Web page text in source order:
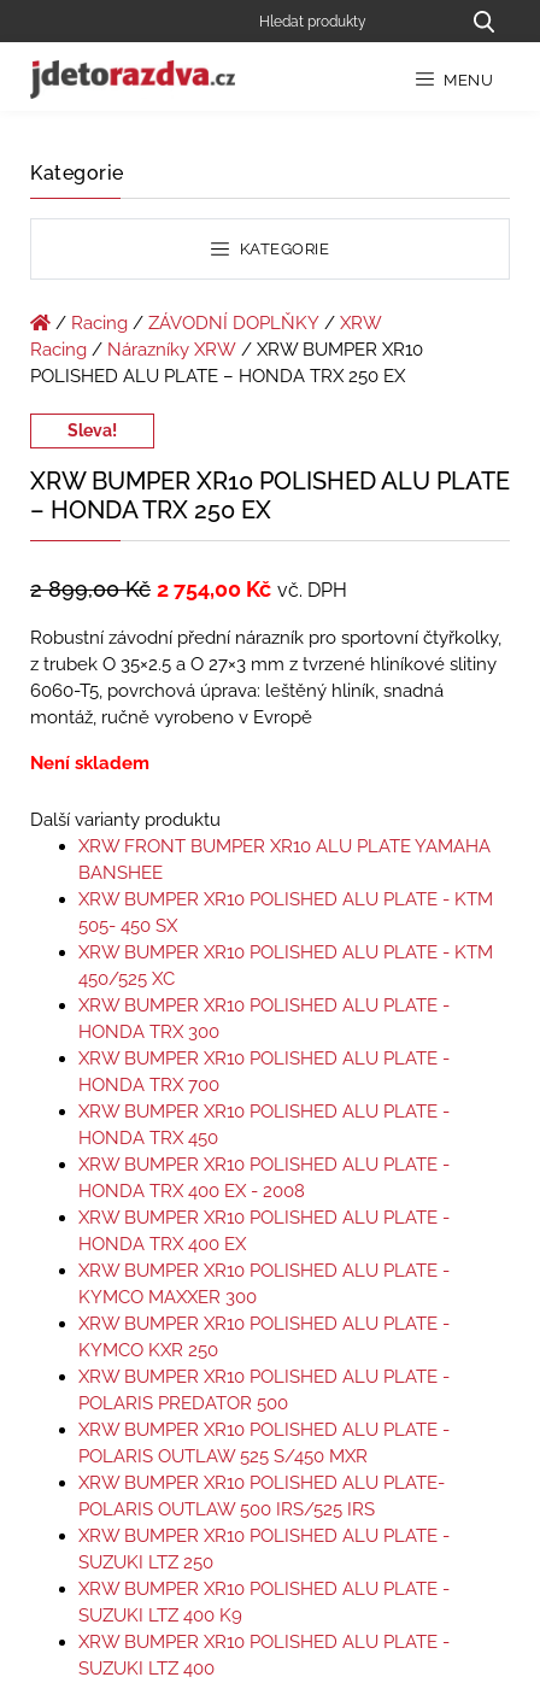
MENU
Kategorie
KATEGORIE
/ Racing / ZÁVODNÍ DOPLŇKY / XRW
Racing / Nárazníky XRW / XRW BUMPER XR10
POLISHED ALU PLATE – HONDA TRX 250 EX
Sleva!
XRW BUMPER XR10 POLISHED ALU PLATE
– HONDA TRX 250 EX
2 899,00Kč 2 754,00 Kč vč. DPH
Robustní závodní přední nárazník pro sportovní čtyřkolky,
z trubek O 35×2.5 a O 27×3 mm z tvrzené hliníkové slitiny
6060-T5, povrchová úprava: leštěný hliník, snadná
montáž, ručně vyrobeno v Evropě
Není skladem
Další varianty produktu
XRW FRONT BUMPER XR10 ALU PLATE YAMAHA
BANSHEE
XRW BUMPER XR10 POLISHED ALU PLATE - KTM
505- 450 SX
XRW BUMPER XR10 POLISHED ALU PLATE - KTM
450/525 XC
XRW BUMPER XR10 POLISHED ALU PLATE -
HONDA TRX 300
XRW BUMPER XR10 POLISHED ALU PLATE -
HONDA TRX 700
XRW BUMPER XR10 POLISHED ALU PLATE -
HONDA TRX 450
XRW BUMPER XR10 POLISHED ALU PLATE -
HONDA TRX 400 EX - 2008
XRW BUMPER XR10 POLISHED ALU PLATE -
HONDA TRX 400 EX
XRW BUMPER XR10 POLISHED ALU PLATE -
KYMCO MAXXER 300
XRW BUMPER XR10 POLISHED ALU PLATE -
KYMCO KXR 250
XRW BUMPER XR10 POLISHED ALU PLATE -
POLARIS PREDATOR 500
XRW BUMPER XR10 POLISHED ALU PLATE -
POLARIS OUTLAW 525 S/450 MXR
XRW BUMPER XR10 POLISHED ALU PLATE-
POLARIS OUTLAW 500 IRS/525 IRS
XRW BUMPER XR10 POLISHED ALU PLATE -
SUZUKI LTZ 250
XRW BUMPER XR10 POLISHED ALU PLATE -
SUZUKI LTZ 400 K9
XRW BUMPER XR10 POLISHED ALU PLATE -
SUZUKI LTZ 400